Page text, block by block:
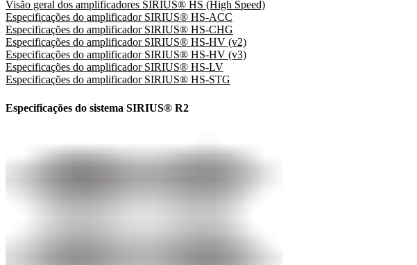
Visão geral dos amplificadores SIRIUS® HS (High Speed)
Especificações do amplificador SIRIUS® HS-ACC
Especificações do amplificador SIRIUS® HS-CHG
Especificações do amplificador SIRIUS® HS-HV (v2)
Especificações do amplificador SIRIUS® HS-HV (v3)
Especificações do amplificador SIRIUS® HS-LV
Especificações do amplificador SIRIUS® HS-STG
Especificações do sistema SIRIUS® R2